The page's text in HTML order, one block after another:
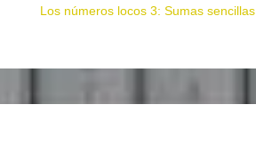
Los números locos 3: Sumas sencillas